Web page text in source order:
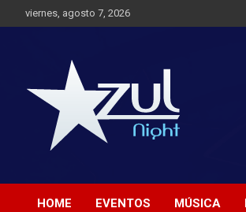
al
viernes, agosto 7, 2026
Azul Night TV
HOME EVENTOS MÚSICA